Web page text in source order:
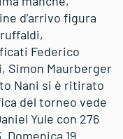
d’arrivo figura
Federico
Simon Maurberger
Nani si è ritirato
del torneo vede
Yule con 276
Domenica 19